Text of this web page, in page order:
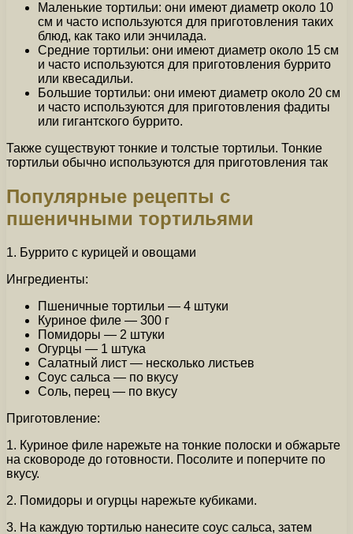
Маленькие тортильи: они имеют диаметр около 10
см и часто используются для приготовления таких
блюд, как тако или энчилада.
Средние тортильи: они имеют диаметр около 15 см
и часто используются для приготовления буррито
или квесадильи.
Большие тортильи: они имеют диаметр около 20 см
и часто используются для приготовления фадиты
или гигантского буррито.
Также существуют тонкие и толстые тортильи. Тонкие
тортильи обычно используются для приготовления так
Популярные рецепты с
пшеничными тортильями
1. Буррито с курицей и овощами
Ингредиенты:
Пшеничные тортильи — 4 штуки
Куриное филе — 300 г
Помидоры — 2 штуки
Огурцы — 1 штука
Салатный лист — несколько листьев
Соус сальса — по вкусу
Соль, перец — по вкусу
Приготовление:
1. Куриное филе нарежьте на тонкие полоски и обжарьте
на сковороде до готовности. Посолите и поперчите по
вкусу.
2. Помидоры и огурцы нарежьте кубиками.
3. На каждую тортилью нанесите соус сальса, затем